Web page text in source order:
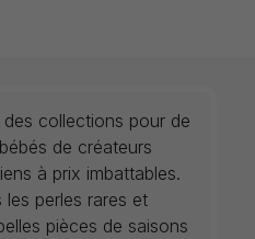
collections pour de
de créateurs
à prix imbattables.
perles rares et
pièces de saisons